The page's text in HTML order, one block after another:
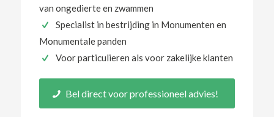
van ongedierte en zwammen
Specialist in bestrijding in Monumenten en
Monumentale panden
Voor particulieren als voor zakelijke klanten
Bel direct voor professioneel advies!